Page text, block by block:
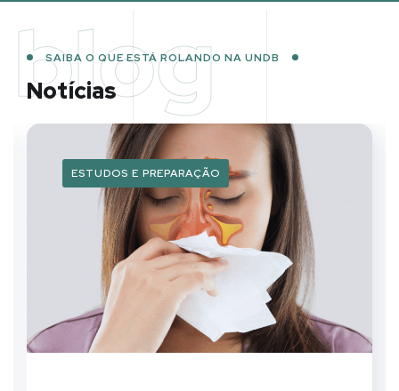
blog
SAIBA O QUE ESTÁ ROLANDO NA UNDB
Notícias
ESTUDOS E PREPARAÇÃO